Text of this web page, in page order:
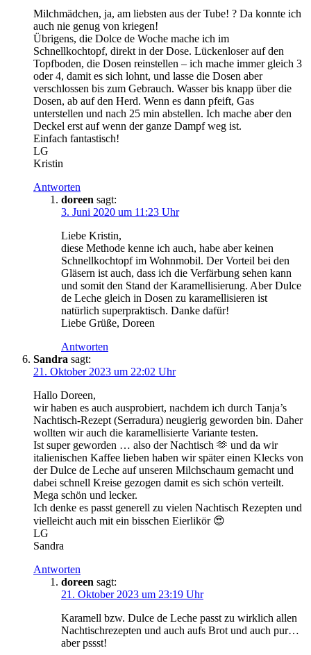
Milchmädchen, ja, am liebsten aus der Tube! ? Da konnte ich
auch nie genug von kriegen!
Übrigens, die Dolce de Woche mache ich im
Schnellkochtopf, direkt in der Dose. Lückenloser auf den
Topfboden, die Dosen reinstellen – ich mache immer gleich 3
oder 4, damit es sich lohnt, und lasse die Dosen aber
verschlossen bis zum Gebrauch. Wasser bis knapp über die
Dosen, ab auf den Herd. Wenn es dann pfeift, Gas
unterstellen und nach 25 min abstellen. Ich mache aber den
Deckel erst auf wenn der ganze Dampf weg ist.
Einfach fantastisch!
LG
Kristin
Antworten
doreen sagt:
3. Juni 2020 um 11:23 Uhr
Liebe Kristin,
diese Methode kenne ich auch, habe aber keinen
Schnellkochtopf im Wohnmobil. Der Vorteil bei den
Gläsern ist auch, dass ich die Verfärbung sehen kann
und somit den Stand der Karamellisierung. Aber Dulce
de Leche gleich in Dosen zu karamellisieren ist
natürlich superpraktisch. Danke dafür!
Liebe Grüße, Doreen
Antworten
Sandra sagt:
21. Oktober 2023 um 22:02 Uhr
Hallo Doreen,
wir haben es auch ausprobiert, nachdem ich durch Tanja’s
Nachtisch-Rezept (Serradura) neugierig geworden bin. Daher
wollten wir auch die karamellisierte Variante testen.
Ist super geworden … also der Nachtisch 🫶 und da wir
italienischen Kaffee lieben haben wir später einen Klecks von
der Dulce de Leche auf unseren Milchschaum gemacht und
dabei schnell Kreise gezogen damit es sich schön verteilt.
Mega schön und lecker.
Ich denke es passt generell zu vielen Nachtisch Rezepten und
vielleicht auch mit ein bisschen Eierlikör 😍
LG
Sandra
Antworten
doreen sagt:
21. Oktober 2023 um 23:19 Uhr
Karamell bzw. Dulce de Leche passt zu wirklich allen
Nachtischrezepten und auch aufs Brot und auch pur…
aber pssst!